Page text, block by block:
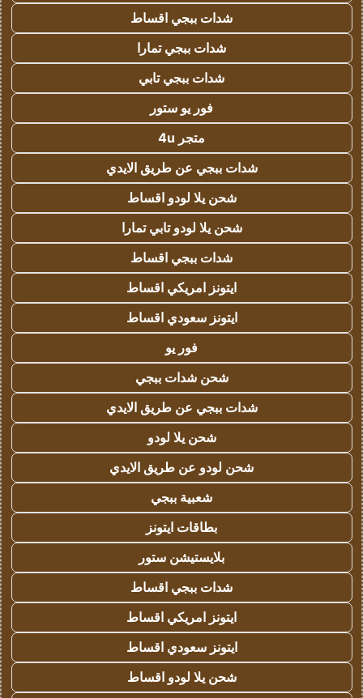
شدات ببجي اقساط
شدات ببجي تمارا
شدات ببجي تابي
فور يو ستور
متجر 4u
شدات ببجي عن طريق الايدي
شحن يلا لودو اقساط
شحن يلا لودو تابي تمارا
شدات ببجي اقساط
ايتونز امريكي اقساط
ايتونز سعودي اقساط
فور يو
شحن شدات ببجي
شدات ببجي عن طريق الايدي
شحن يلا لودو
شحن لودو عن طريق الايدي
شعبية ببجي
بطاقات ايتونز
بلايستيشن ستور
شدات ببجي اقساط
ايتونز امريكي اقساط
ايتونز سعودي اقساط
شحن يلا لودو اقساط